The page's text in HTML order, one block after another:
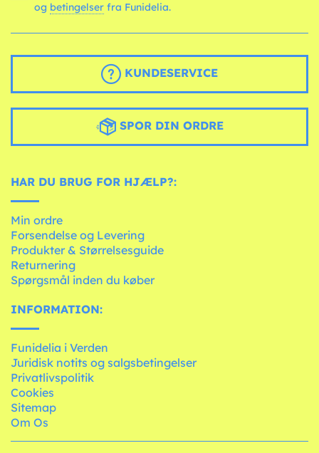
og betingelser fra Funidelia.
KUNDESERVICE
SPOR DIN ORDRE
HAR DU BRUG FOR HJÆLP?:
Min ordre
Forsendelse og Levering
Produkter & Størrelsesguide
Returnering
Spørgsmål inden du køber
INFORMATION:
Funidelia i Verden
Juridisk notits og salgsbetingelser
Privatlivspolitik
Cookies
Sitemap
Om Os